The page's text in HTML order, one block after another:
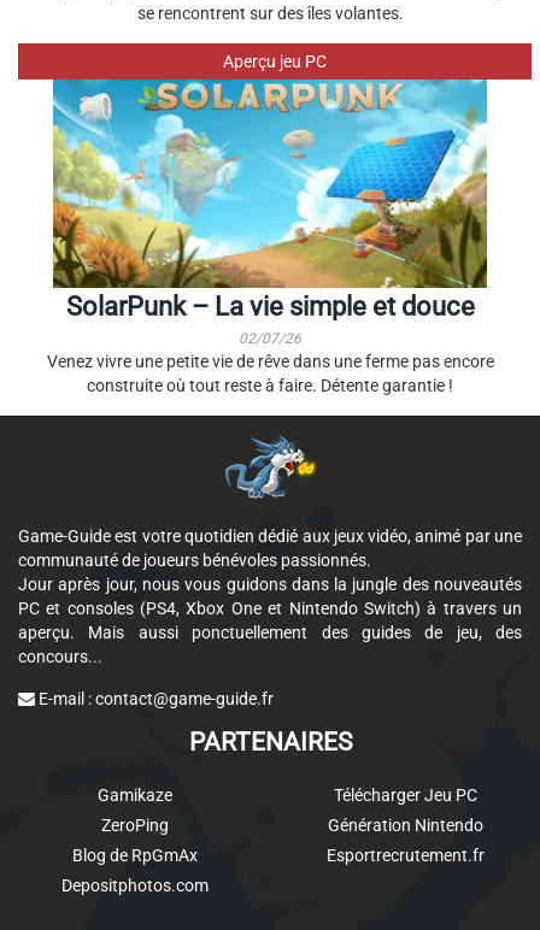
se rencontrent sur des îles volantes.
Aperçu jeu PC
SolarPunk – La vie simple et douce
02/07/26
Venez vivre une petite vie de rêve dans une ferme pas encore
construite où tout reste à faire. Détente garantie !
Game-Guide est votre quotidien dédié aux jeux vidéo, animé par une
communauté de joueurs bénévoles passionnés.
Jour après jour, nous vous guidons dans la jungle des nouveautés
PC et consoles (PS4, Xbox One et Nintendo Switch) à travers un
aperçu. Mais aussi ponctuellement des guides de jeu, des
concours...
E-mail :contact@game-guide.fr
PARTENAIRES
Gamikaze
ZeroPing
Blog de RpGmAx
Depositphotos.com
Télécharger Jeu PC
Génération Nintendo
Esportrecrutement.fr